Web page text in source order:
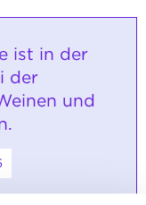
ist in der
der
und